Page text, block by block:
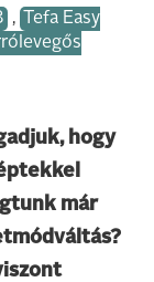
,
Tefa Easy
hogy
már